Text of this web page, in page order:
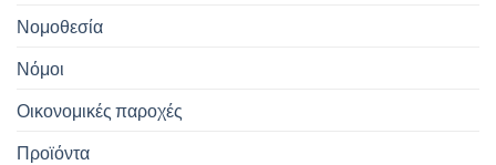
Νομοθεσία
Νόμοι
Οικονομικές παροχές
Προϊόντα